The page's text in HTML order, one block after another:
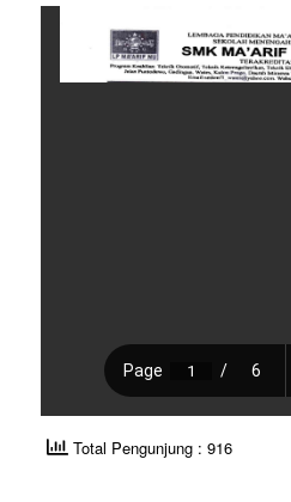
Total Pengunjung : 916